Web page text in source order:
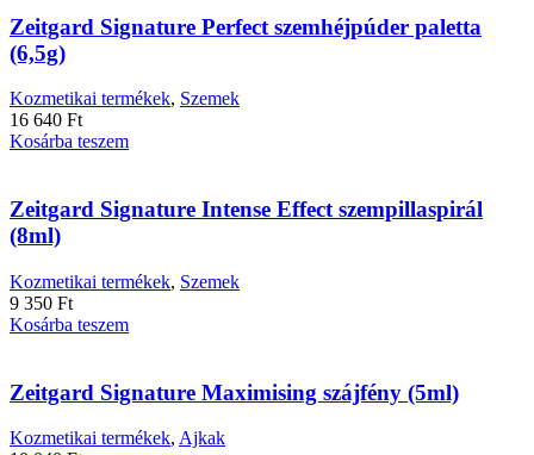
van.
a
termékoldalon
Zeitgard Signature Perfect szemhéjpúder paletta
(6,5g)
Kozmetikai termékek, Szemek
16 640 Ft
Kosárba teszem
Zeitgard Signature Intense Effect szempillaspirál
(8ml)
Kozmetikai termékek, Szemek
9 350 Ft
Kosárba teszem
Zeitgard Signature Maximising szájfény (5ml)
Kozmetikai termékek, Ajkak